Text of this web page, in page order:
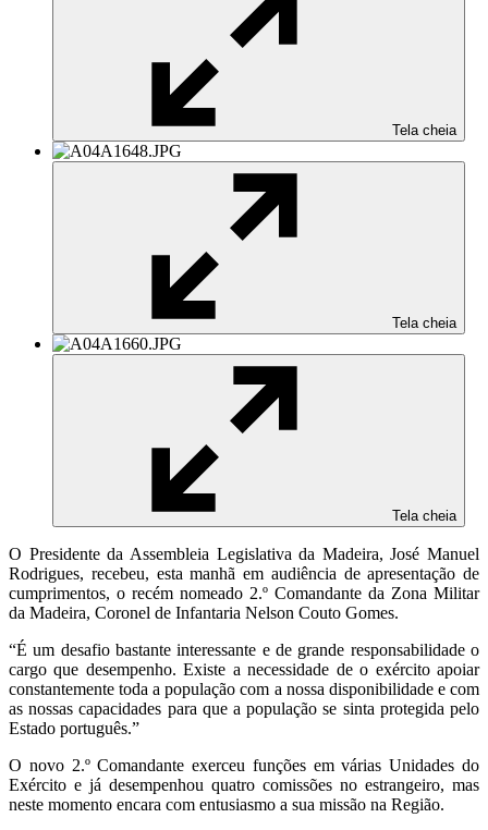
Tela cheia
Tela cheia
Tela cheia
O Presidente da Assembleia Legislativa da Madeira, José Manuel
Rodrigues, recebeu, esta manhã em audiência de apresentação de
cumprimentos, o recém nomeado 2.º Comandante da Zona Militar
da Madeira, Coronel de Infantaria Nelson Couto Gomes.
“É um desafio bastante interessante e de grande responsabilidade o
cargo que desempenho. Existe a necessidade de o exército apoiar
constantemente toda a população com a nossa disponibilidade e com
as nossas capacidades para que a população se sinta protegida pelo
Estado português.”
O novo 2.º Comandante exerceu funções em várias Unidades do
Exército e já desempenhou quatro comissões no estrangeiro, mas
neste momento encara com entusiasmo a sua missão na Região.